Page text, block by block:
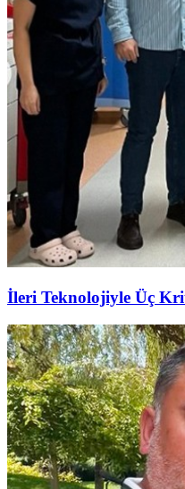
İleri Teknolojiyle Üç